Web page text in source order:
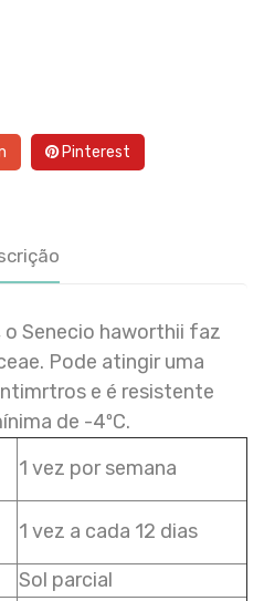
Pinterest
Senecio haworthii faz
Pode atingir uma
e é resistente
de -4ºC.
1 vez por semana
1 vez a cada 12 dias
Sol parcial